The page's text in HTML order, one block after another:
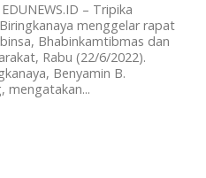
– Tripika
menggelar rapat
Bhabinkamtibmas dan
Rabu (22/6/2022).
Benyamin B.
mengatakan...